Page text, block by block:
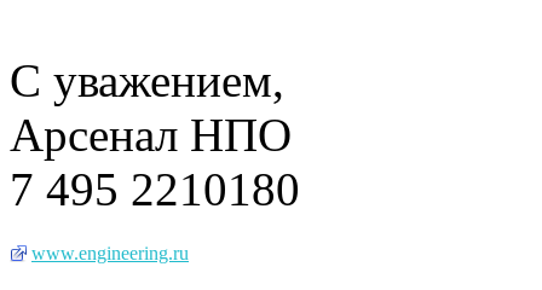
С уважением,
Арсенал НПО
7 495 2210180
www.engineering.ru